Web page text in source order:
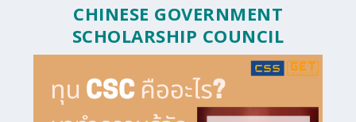
CHINESE GOVERNMENT
SCHOLARSHIP COUNCIL